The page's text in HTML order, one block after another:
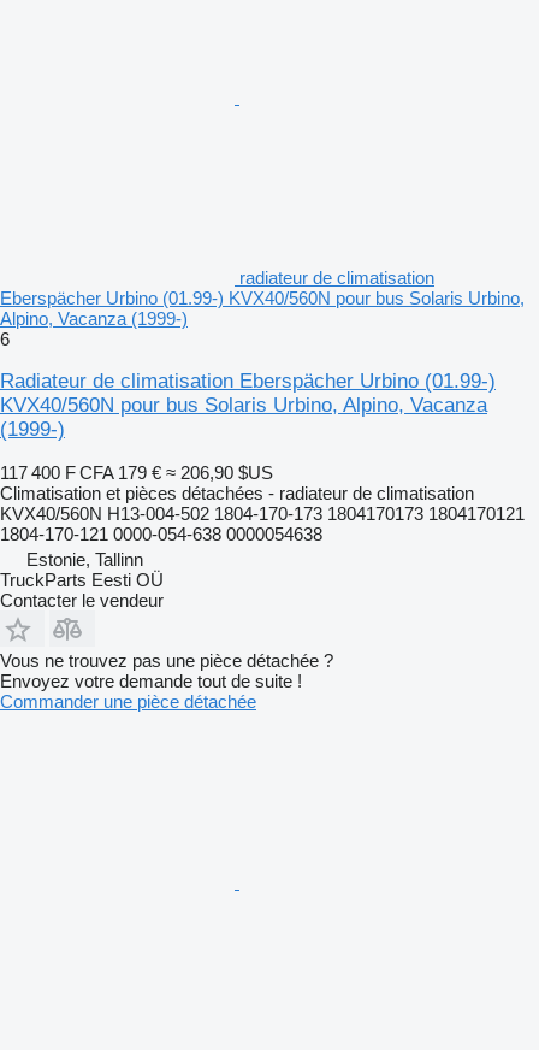
radiateur de climatisation
Eberspächer Urbino (01.99-) KVX40/560N pour bus Solaris Urbino,
Alpino, Vacanza (1999-)
6
Radiateur de climatisation Eberspächer Urbino (01.99-)
KVX40/560N pour bus Solaris Urbino, Alpino, Vacanza
(1999-)
117 400 F CFA 179 € ≈ 206,90 $US
Climatisation et pièces détachées - radiateur de climatisation
KVX40/560N H13-004-502 1804-170-173 1804170173 1804170121
1804-170-121 0000-054-638 0000054638
Estonie, Tallinn
TruckParts Eesti OÜ
Contacter le vendeur
Vous ne trouvez pas une pièce détachée ?
Envoyez votre demande tout de suite !
Commander une pièce détachée